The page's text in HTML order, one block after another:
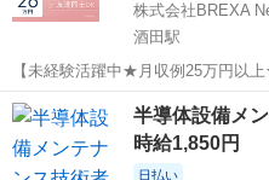
株式会社BREXA
酒田駅
【未経験活躍中★月収例25万円以
ペレーター業務！20代～40代の男
ベート充実★日払い制度利用OK！
人気の工場のお仕事 ◇薄...
山形 酒田市 酒田駅
半導体設備メ
時給1,850円
日払い